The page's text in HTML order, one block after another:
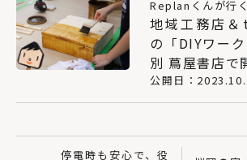
Replanくんが行
地域工務店
の「DIYワー
別 蔦屋書店で
公開日：
停電時も安心で、役